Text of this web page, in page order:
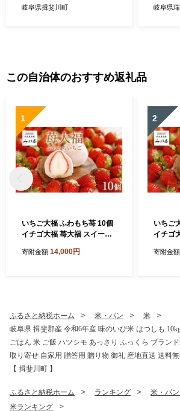
大粒 炊飯 お弁当 ふっくら お
岐阜県揖斐川町
ンド米
岐阜県
この自治体のおすすめ返礼品
1
いちご大福 ふわもち苺 10個
イチゴ大福 苺大福 スイーツ
イチゴ 苺 フルーツ大福 美濃
寄附金額 14,000円
2
いちご
イチゴ
イチゴ
寄附金額
ふるさと納税ホーム 米・パン
米
岐阜県 揖斐郡産 令和6年産 味のいび米 はつしも
ごはん 米 ご飯 ハツシモ あっさり ふっくら ブラン
取り寄せ 自家用 贈答用 贈り物 御礼 産地直送 送料
【 揖斐川町 】
ふるさと納税ホーム ランキング
米・パ
米ランキング